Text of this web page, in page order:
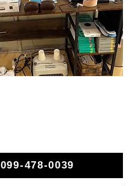
099-478-0039